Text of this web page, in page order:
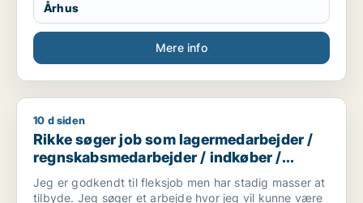
Århus
Mere info
Rikke søger job som lagermedarbejder /
10 d siden
Rikke søger job som lagermedarbejder /
regnskabsmedarbejder / indkøber /
receptionist / maskintekniker
Jeg er godkendt til fleksjob men har stadig masser at
tilbyde. Jeg søger et arbejde hvor jeg vil kunne være